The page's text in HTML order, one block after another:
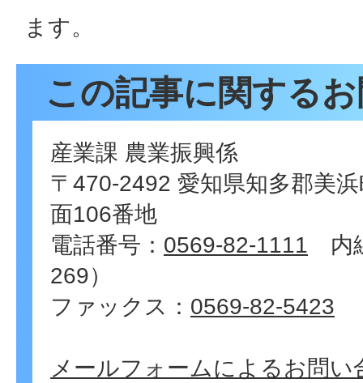
ます。
この記事に関する
産業課 農業振興係
〒470-2492 愛知県知多郡美
面106番地
電話番号： 0569-82-1111 内
269）
ファックス： 0569-82-5423
メールフォームによるお問い